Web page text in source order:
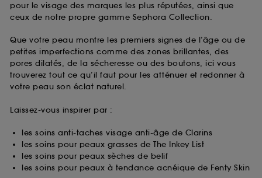
pour le visage des marques les plus réputées, ainsi que
ceux de notre propre gamme Sephora Collection.
Que votre peau montre les premiers signes de l’âge ou de
petites imperfections comme des zones brillantes, des
pores dilatés, de la sécheresse ou des boutons, ici vous
trouverez tout ce qu’il faut pour les atténuer et redonner à
votre peau son éclat naturel.
Laissez-vous inspirer par :
les soins anti-taches visage anti-âge de Clarins
les soins pour peaux grasses de The Inkey List
les soins pour peaux sèches de belif
les soins pour peaux à tendance acnéique de Fenty Skin